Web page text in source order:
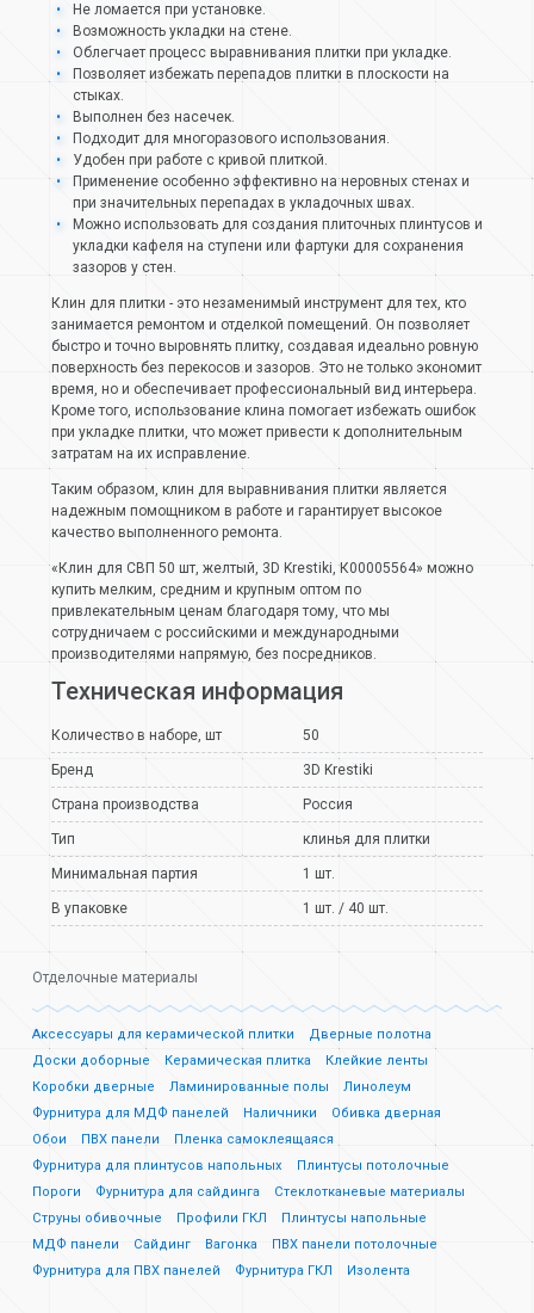
Не ломается при установке.
Возможность укладки на стене.
Облегчает процесс выравнивания плитки при укладке.
Позволяет избежать перепадов плитки в плоскости на
стыках.
Выполнен без насечек.
Подходит для многоразового использования.
Удобен при работе с кривой плиткой.
Применение особенно эффективно на неровных стенах и
при значительных перепадах в укладочных швах.
Можно использовать для создания плиточных плинтусов и
укладки кафеля на ступени или фартуки для сохранения
зазоров у стен.
Клин для плитки - это незаменимый инструмент для тех, кто
занимается ремонтом и отделкой помещений. Он позволяет
быстро и точно выровнять плитку, создавая идеально ровную
поверхность без перекосов и зазоров. Это не только экономит
время, но и обеспечивает профессиональный вид интерьера.
Кроме того, использование клина помогает избежать ошибок
при укладке плитки, что может привести к дополнительным
затратам на их исправление.
Таким образом, клин для выравнивания плитки является
надежным помощником в работе и гарантирует высокое
качество выполненного ремонта.
«Клин для СВП 50 шт, желтый, 3D Krestiki, К00005564» можно
купить мелким, средним и крупным оптом по
привлекательным ценам благодаря тому, что мы
сотрудничаем с российскими и международными
производителями напрямую, без посредников.
Техническая информация
Количество в наборе, шт 50
Бренд 3D Krestiki
Страна производства Россия
Тип клинья для плитки
Минимальная партия 1 шт.
В упаковке 1 шт. / 40 шт.
Отделочные материалы
Аксессуары для керамической плитки
Дверные полотна
Доски доборные
Керамическая плитка
Клейкие ленты
Коробки дверные
Ламинированные полы
Линолеум
Фурнитура для МДФ панелей
Наличники
Обивка дверная
Обои
ПВХ панели
Пленка самоклеящаяся
Фурнитура для плинтусов напольных
Плинтусы потолочные
Пороги
Фурнитура для сайдинга
Стеклотканевые материалы
Струны обивочные
Профили ГКЛ
Плинтусы напольные
МДФ панели
Сайдинг Вагонка
ПВХ панели потолочные
Фурнитура для ПВХ панелей
Фурнитура ГКЛ Изолента